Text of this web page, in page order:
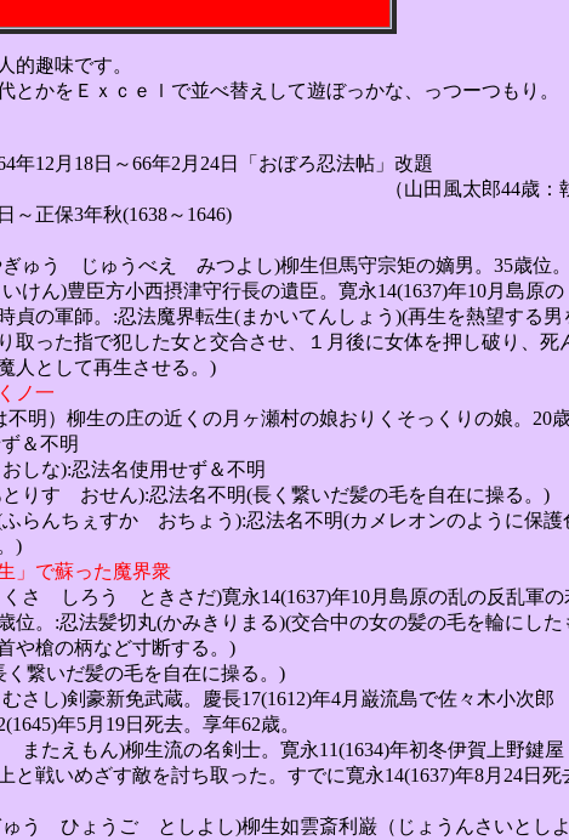
的趣味です。
とかをＥｘｃｅｌで並べ替えして遊ぼっかな、っつーつもり。
年12月18日～66年2月24日「おぼろ忍法帖」改題
太郎44歳：執筆
～正保3年秋(1638～1646)
う じゅうべえ みつよし)柳生但馬守宗矩の嫡男。35歳位
ん)豊臣方小西摂津守行長の遺臣。寛永14(1637)年10月島原の
師。:忍法魔界転生(まかいてんしょう)(再生を熱望する男
指で犯した女と交合させ、１月後に女体を押し破り、死
して再生させる。)
ノ一
明）柳生の庄の近くの月ヶ瀬村の娘おりくそっくりの娘。20
不明
な):忍法名使用せず＆不明
りす おせん):忍法名不明(長く繋いだ髪の毛を自在に操る。)
らんちぇすか おちょう):忍法名不明(カメレオンのように保護
)
」で蘇った魔界衆
しろう ときさだ)寛永14(1637)年10月島原の乱の反乱軍の
法髪切丸(かみきりまる)(交合中の女の髪の毛を輪にした
の柄など寸断する。)
だ髪の毛を自在に操る。)
し)剣豪新免武蔵。慶長17(1612)年4月巌流島で佐々木小次郎
5月19日死去。享年62歳。
たえもん)柳生流の名剣士。寛永11(1634)年初冬伊賀上野鍵屋
めざす敵を討ち取った。すでに寛永14(1637)年8月24日死
ひょうご としよし)柳生如雲斎利巌（じょうんさいとしよ